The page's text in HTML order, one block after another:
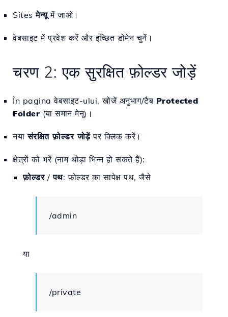
Sitesमेन्यूमें जाओ।
वेबसाइट में प्रवेश करें और इच्छित डोमेन चुनें।
चरण 2: एक सुरक्षित फ़ोल्डर जोड़ें
În pagina वेबसाइट-ului, खोजें अनुभाग/टैब Protected
Folder (या समान मेनू)।
नयासंरक्षित फ़ोल्डर जोड़ेंपर क्लिक करें।
क्षेत्रों को भरें (नाम थोड़ा भिन्न हो सकते हैं):
फ़ोल्डर/पथ: फ़ोल्डर का सापेक्ष पथ, जैसे
/admin
या
/private